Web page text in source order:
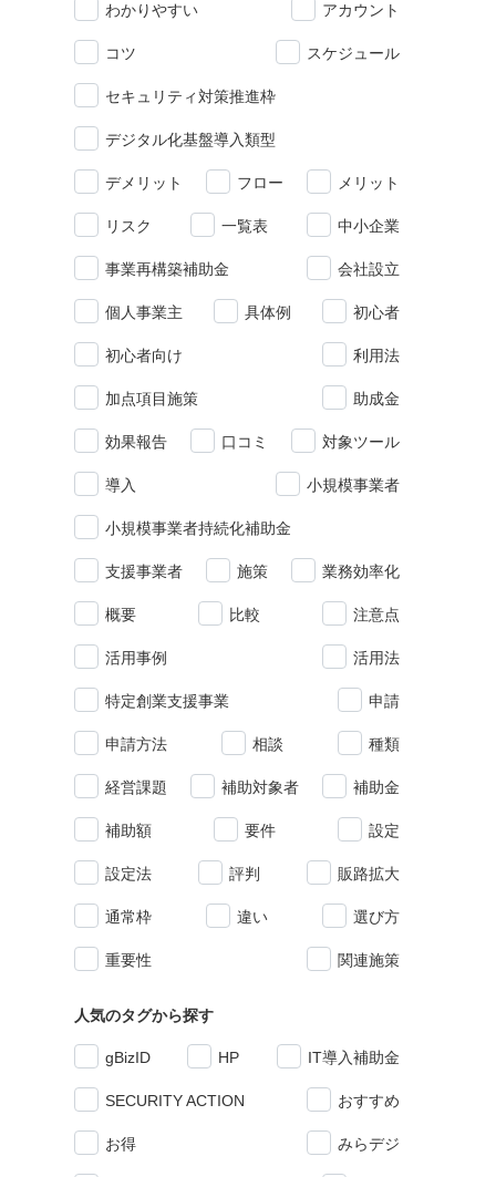
わかりやすい アカウント
コツ スケジュール
セキュリティ対策推進枠
デジタル化基盤導入類型
デメリット フロー メリット
リスク 一覧表 中小企業
事業再構築補助金 会社設立
個人事業主 具体例 初心者
初心者向け 利用法
加点項目施策 助成金
効果報告 口コミ 対象ツール
導入 小規模事業者
小規模事業者持続化補助金
支援事業者 施策 業務効率化
概要 比較 注意点
活用事例 活用法
特定創業支援事業 申請
申請方法 相談 種類
経営課題 補助対象者 補助金
補助額 要件 設定
設定法 評判 販路拡大
通常枠 違い 選び方
重要性 関連施策
人気のタグから探す
gBizID HP IT導入補助金
SECURITY ACTION おすすめ
お得 みらデジ